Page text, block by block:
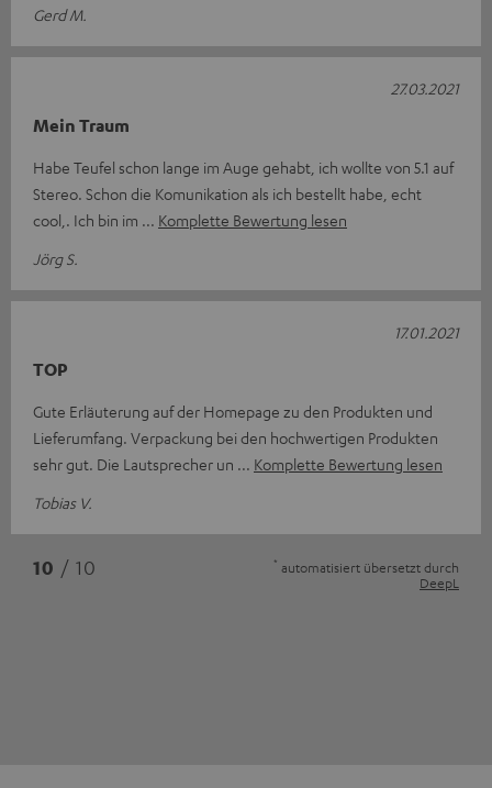
Gerd M.
Mein Traum
Habe Teufel schon lange im Auge gehabt, ich wollte von 5.1 auf
Stereo. Schon die Komunikation als ich bestellt habe, echt
cool,. Ich bin im
Komplette Bewertung lesen
Jörg S.
27.03.2021
TOP
Gute Erläuterung auf der Homepage zu den Produkten und
Lieferumfang. Verpackung bei den hochwertigen Produkten
sehr gut. Die Lautsprecher un
Komplette Bewertung lesen
Tobias V.
17.01.2021
10 / 10 * automatisiert übersetzt durch
DeepL